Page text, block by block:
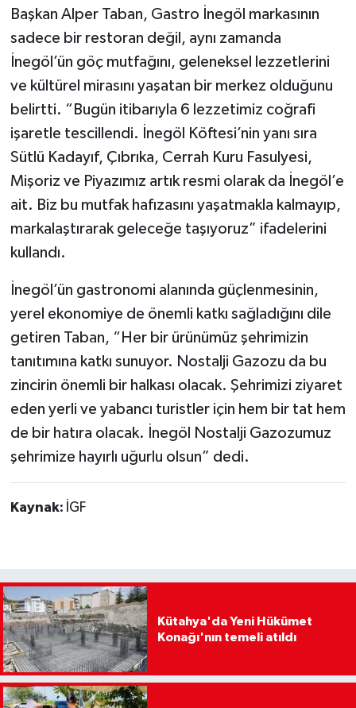
Başkan Alper Taban, Gastro İnegöl markasının
sadece bir restoran değil, aynı zamanda
İnegöl’ün göç mutfağını, geleneksel lezzetlerini
ve kültürel mirasını yaşatan bir merkez olduğunu
belirtti. “Bugün itibarıyla 6 lezzetimiz coğrafi
işaretle tescillendi. İnegöl Köftesi’nin yanı sıra
Sütlü Kadayıf, Çıbrıka, Cerrah Kuru Fasulyesi,
Mişoriz ve Piyazımız artık resmi olarak da İnegöl’e
ait. Biz bu mutfak hafızasını yaşatmakla kalmayıp,
markalaştırarak geleceğe taşıyoruz” ifadelerini
kullandı.
İnegöl’ün gastronomi alanında güçlenmesinin,
yerel ekonomiye de önemli katkı sağladığını dile
getiren Taban, “Her bir ürünümüz şehrimizin
tanıtımına katkı sunuyor. Nostalji Gazozu da bu
zincirin önemli bir halkası olacak. Şehrimizi ziyaret
eden yerli ve yabancı turistler için hem bir tat hem
de bir hatıra olacak. İnegöl Nostalji Gazozumuz
şehrimize hayırlı uğurlu olsun” dedi.
Kaynak: İGF
Kütahya'da Yeni Hükümet
Konağı'nın temeli atıldı